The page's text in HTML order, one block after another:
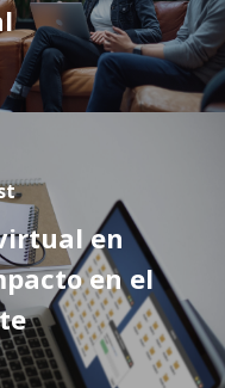
en
en el